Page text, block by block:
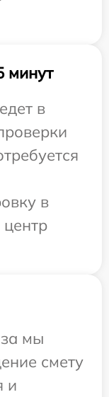
минут
в
в
мы
смету
и